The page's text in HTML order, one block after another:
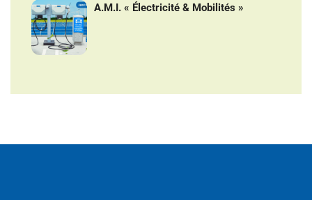
A.M.I. « Électricité & Mobilités »